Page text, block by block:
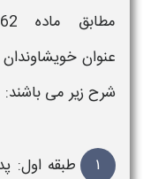
عنوان
شرح زیر می باشند:
۱ طبقه اول: